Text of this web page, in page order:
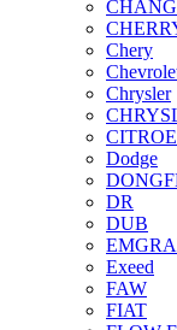
Chery
Chrysler
Dodge
DR
DUB
Exeed
FAW
FIAT